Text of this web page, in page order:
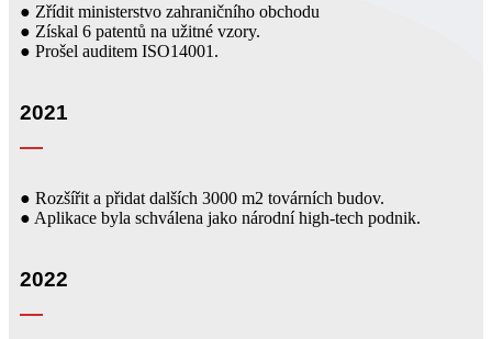
● Zřídit ministerstvo zahraničního obchodu
● Získal 6 patentů na užitné vzory.
● Prošel auditem ISO14001.
2021
● Rozšířit a přidat dalších 3000 m2 továrních budov.
● Aplikace byla schválena jako národní high-tech podnik.
2022